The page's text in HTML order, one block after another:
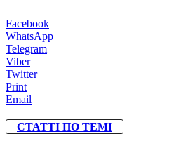
Facebook
WhatsApp
Telegram
Viber
Twitter
Print
Email
СТАТТІ ПО ТЕМІ